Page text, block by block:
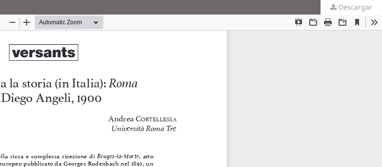
Descargar